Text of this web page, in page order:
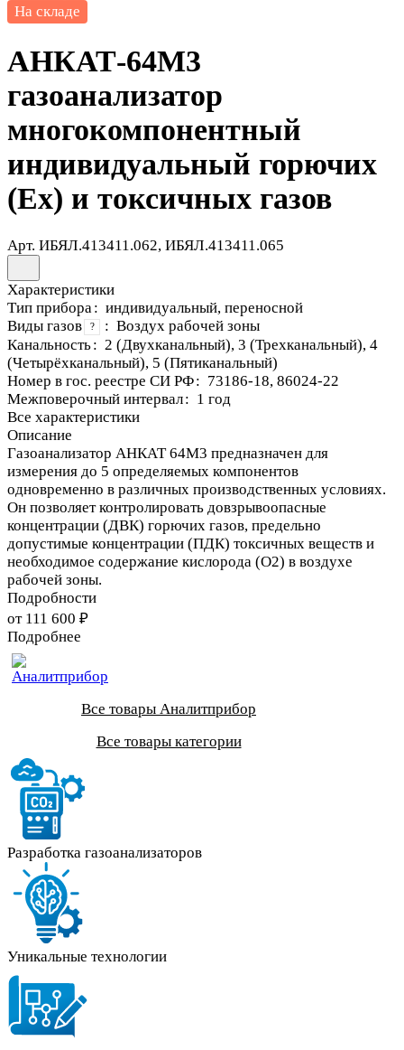
На складе
АНКАТ-64М3
газоанализатор
многокомпонентный
индивидуальный горючих
(Ex) и токсичных газов
Арт. ИБЯЛ.413411.062, ИБЯЛ.413411.065
Характеристики
Тип прибора : индивидуальный, переносной
Виды газов
? : Воздух рабочей зоны
Канальность: 2 (Двухканальный), 3 (Трехканальный), 4
(Четырёхканальный), 5 (Пятиканальный)
Номер в гос. реестре СИ РФ: 73186-18, 86024-22
Межповерочный интервал: 1 год
Все характеристики
Описание
Газоанализатор АНКАТ 64М3 предназначен для
измерения до 5 определяемых компонентов
одновременно в различных производственных условиях.
Он позволяет контролировать довзрывоопасные
концентрации (ДВК) горючих газов, предельно
допустимые концентрации (ПДК) токсичных веществ и
необходимое содержание кислорода (O2) в воздухе
рабочей зоны.
Подробности
от 111 600 ₽
Подробнее
Все товары Аналитприбор
Все товары категории
Разработка газоанализаторов
Уникальные технологии